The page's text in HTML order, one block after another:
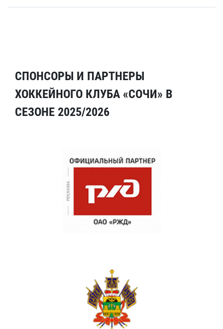
СПОНСОРЫ И ПАРТНЕРЫ
ХОККЕЙНОГО КЛУБА «СОЧИ» В
СЕЗОНЕ 2025/2026